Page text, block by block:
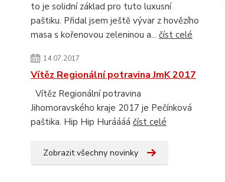
to je solidní základ pro tuto luxusní
paštiku. Přidal jsem ještě vývar z hovězího
masa s kořenovou zeleninou a... číst celé
14.07.2017
Vítěz Regionální potravina JmK 2017
Vítěz Regionální potravina
Jihomoravského kraje 2017 je Pečínková
paštika. Hip Hip Huráááá číst celé
Zobrazit všechny novinky